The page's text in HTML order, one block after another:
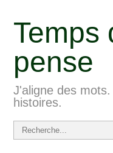
Temps
pense
J'aligne des
histoires.